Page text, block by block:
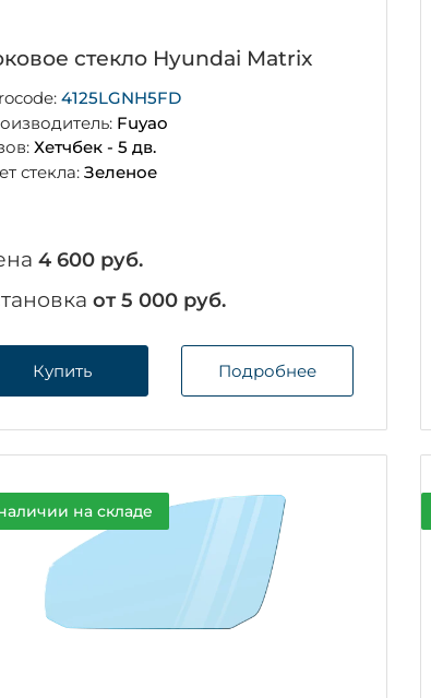
стекло Hyundai Matrix
4125LGNH5FD
Fuyao
Хетчбек - 5 дв.
стекла: Зеленое
4 600 руб.
от 5 000 руб.
Купить Подробнее
на складе